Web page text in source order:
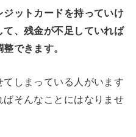
ットカードを持っていけ
、残金が不足していれば
できます。
しまっている人がいます
そんなことにはなりませ